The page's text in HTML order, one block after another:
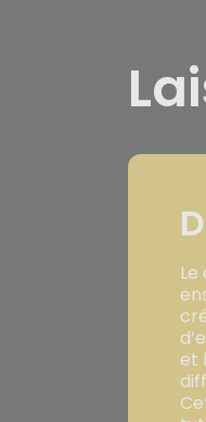
Le
et